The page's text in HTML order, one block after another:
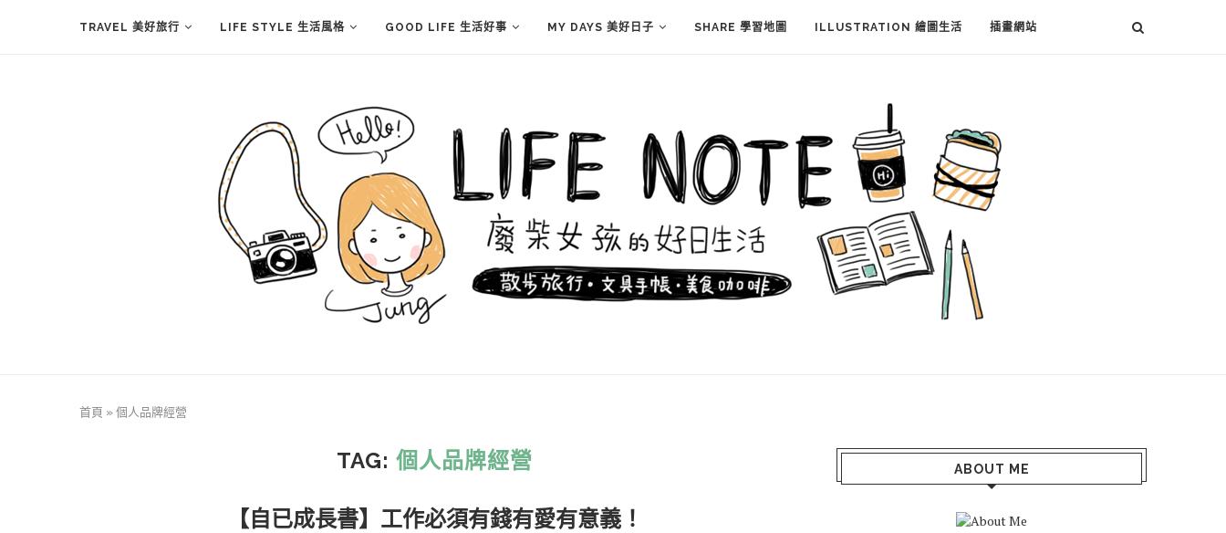
TRAVEL 美好旅行 LIFE STYLE 生活風格 GOOD LIFE 生活好事 MY DAYS 美好日子 SHARE 學習地圖 ILLUSTRATION 繪圖生活 插畫網站
首頁 » 個人品牌經營
TAG:個人品牌經營
【自已成長書】工作必須有錢有愛有意義！
ABOUT ME